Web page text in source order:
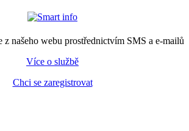
z našeho webu prostřednictvím SMS a e-mailů
Více o službě
Chci se zaregistrovat